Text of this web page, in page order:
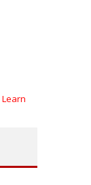
Learn